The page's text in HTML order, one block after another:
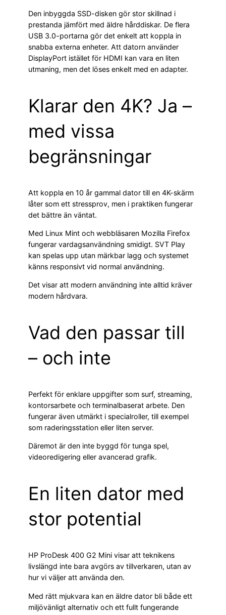
Den inbyggda SSD-disken gör stor skillnad i
prestanda jämfört med äldre hårddiskar. De flera
USB 3.0-portarna gör det enkelt att koppla in
snabba externa enheter. Att datorn använder
DisplayPort istället för HDMI kan vara en liten
utmaning, men det löses enkelt med en adapter.
Klarar den 4K? Ja –
med vissa
begränsningar
Att koppla en 10 år gammal dator till en 4K-skärm
låter som ett stressprov, men i praktiken fungerar
det bättre än väntat.
Med Linux Mint och webbläsaren Mozilla Firefox
fungerar vardagsanvändning smidigt. SVT Play
kan spelas upp utan märkbar lagg och systemet
känns responsivt vid normal användning.
Det visar att modern användning inte alltid kräver
modern hårdvara.
Vad den passar till
– och inte
Perfekt för enklare uppgifter som surf, streaming,
kontorsarbete och terminalbaserat arbete. Den
fungerar även utmärkt i specialroller, till exempel
som raderingsstation eller liten server.
Däremot är den inte byggd för tunga spel,
videoredigering eller avancerad grafik.
En liten dator med
stor potential
HP ProDesk 400 G2 Mini visar att teknikens
livslängd inte bara avgörs av tillverkaren, utan av
hur vi väljer att använda den.
Med rätt mjukvara kan en äldre dator bli både ett
miljövänligt alternativ och ett fullt fungerande